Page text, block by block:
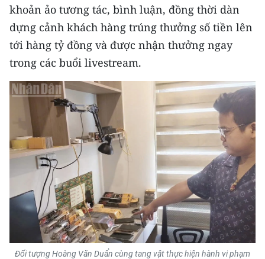
Bắc Trung Bộ
Duyên hải Nam Trung Bộ và Tây
Nguyên
Đồng bằng sông Cửu Long
Chuyên trang Hà Nội
Chuyên trang TP. Hồ Chí Minh
CHUYÊN ĐỀ
CÁC CHUYÊN TRANG
VỀ BÁO NHÂN DÂN
khoản ảo tương tác, bình luận, đồng thời dàn
dựng cảnh khách hàng trúng thưởng số tiền lên
tới hàng tỷ đồng và được nhận thưởng ngay
trong các buổi livestream.
Đối tượng Hoàng Văn Duẩn cùng tang vật thực hiện hành vi phạm